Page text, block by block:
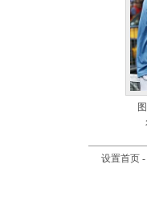
设置首页-